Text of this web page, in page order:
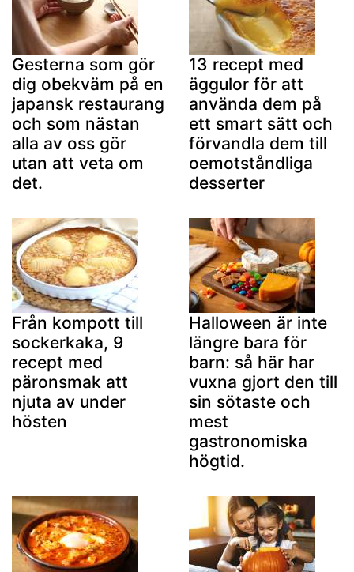
Gesterna som gör
dig obekväm på en
japansk restaurang
och som nästan
alla av oss gör
utan att veta om
det.
13 recept med
äggulor för att
använda dem på
ett smart sätt och
förvandla dem till
oemotståndliga
desserter
Från kompott till
sockerkaka, 9
recept med
päronsmak att
njuta av under
hösten
Halloween är inte
längre bara för
barn: så här har
vuxna gjort den till
sin sötaste och
mest
gastronomiska
högtid.